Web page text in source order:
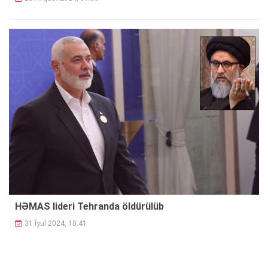
HƏMAS lideri Tehranda öldürülüb
31 İyul 2024, 10:41